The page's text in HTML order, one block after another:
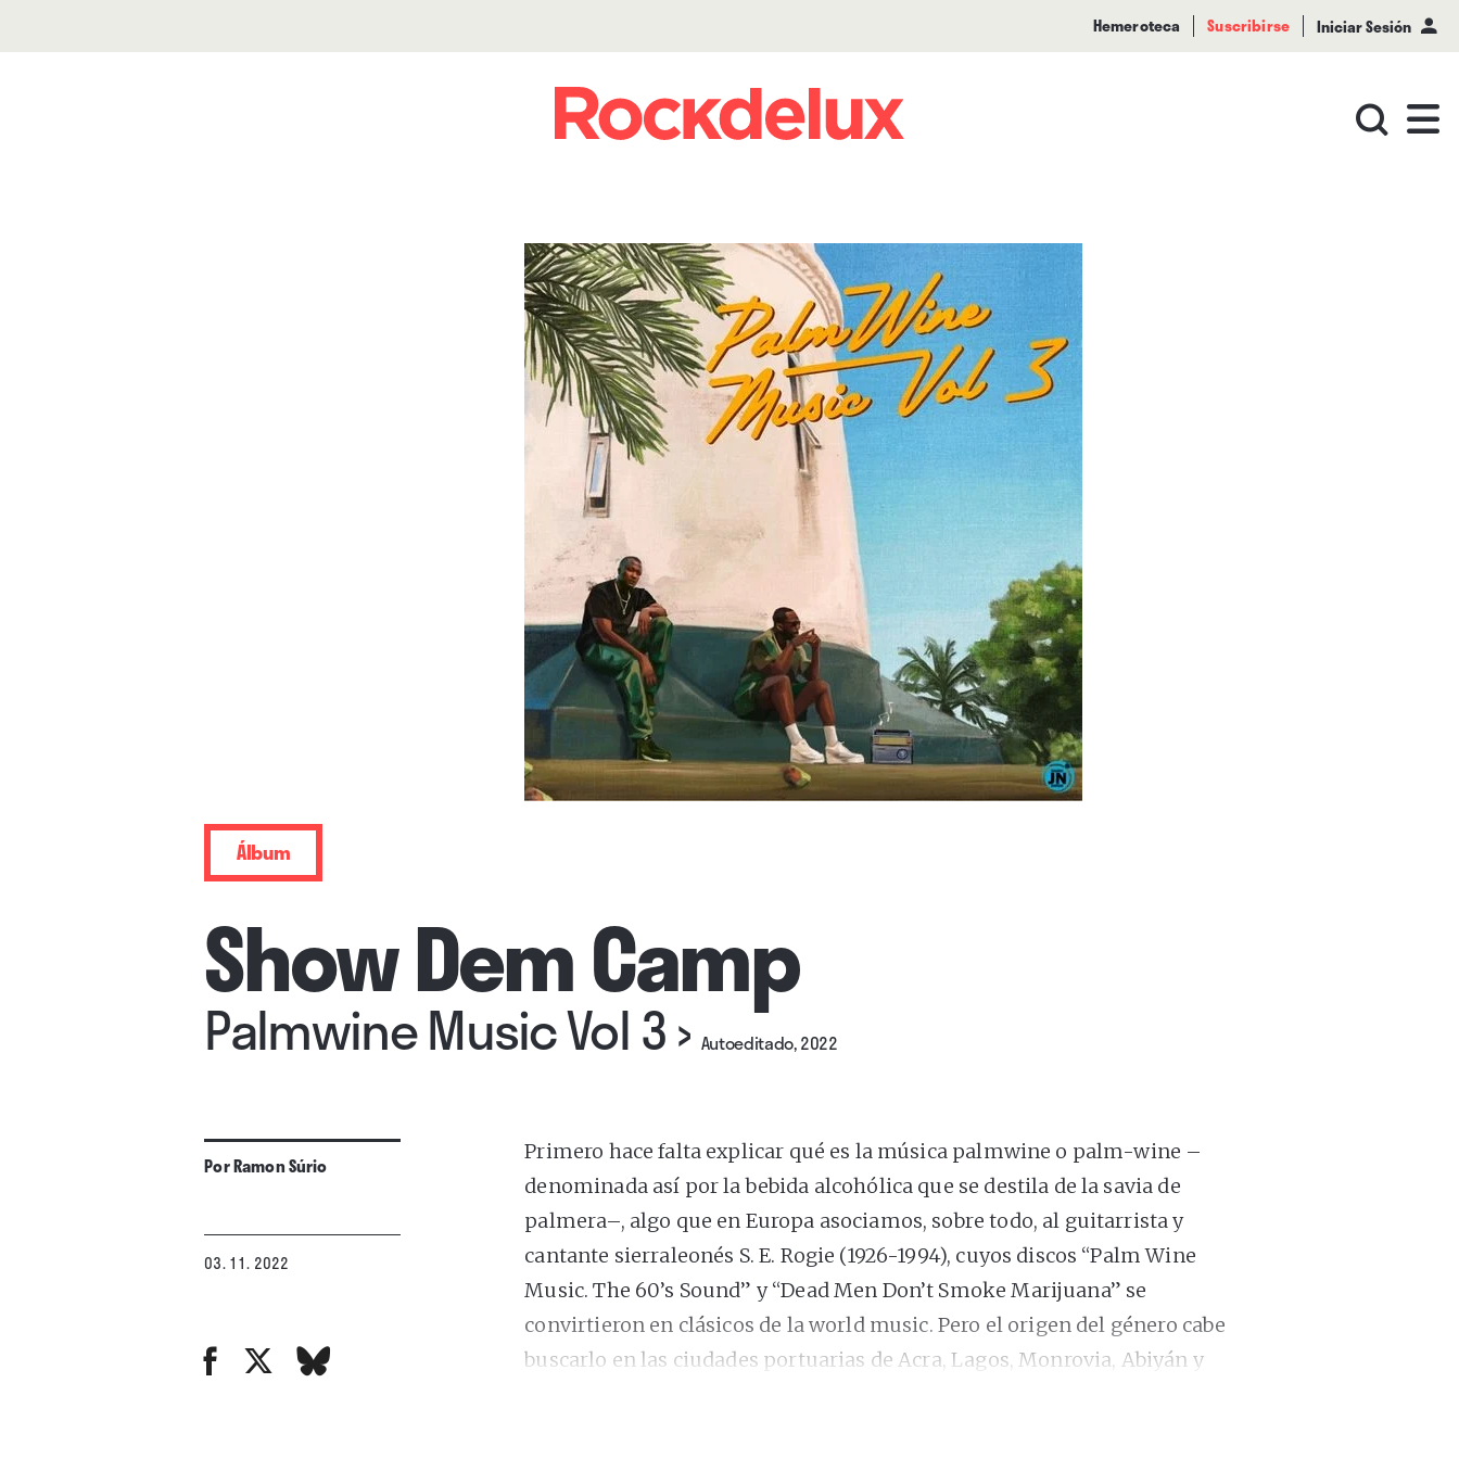
Hemeroteca Suscribirse Iniciar Sesión
Álbum
Show Dem Camp
Palmwine Music Vol 3› Autoeditado, 2022
PorRamon Súrio
03. 11. 2022
Primero hace falta explicar qué es la música palmwine o palm-wine –
denominada así por la bebida alcohólica que se destila de la savia de
palmera–, algo que en Europa asociamos, sobre todo, al guitarrista y
cantante sierraleonés S. E. Rogie (1926-1994), cuyos discos “Palm Wine
Music. The 60’s Sound” y “Dead Men Don’t Smoke Marijuana” se
convirtieron en clásicos de la world music. Pero el origen del género cabe
buscarlo en las ciudades portuarias de Acra, Lagos, Monrovia, Abiyán y